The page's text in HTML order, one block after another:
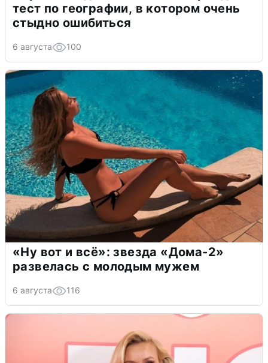
тест по географии, в котором очень
стыдно ошибиться
6 августа 100
«Ну вот и всё»: звезда «Дома-2»
развелась с молодым мужем
6 августа 116